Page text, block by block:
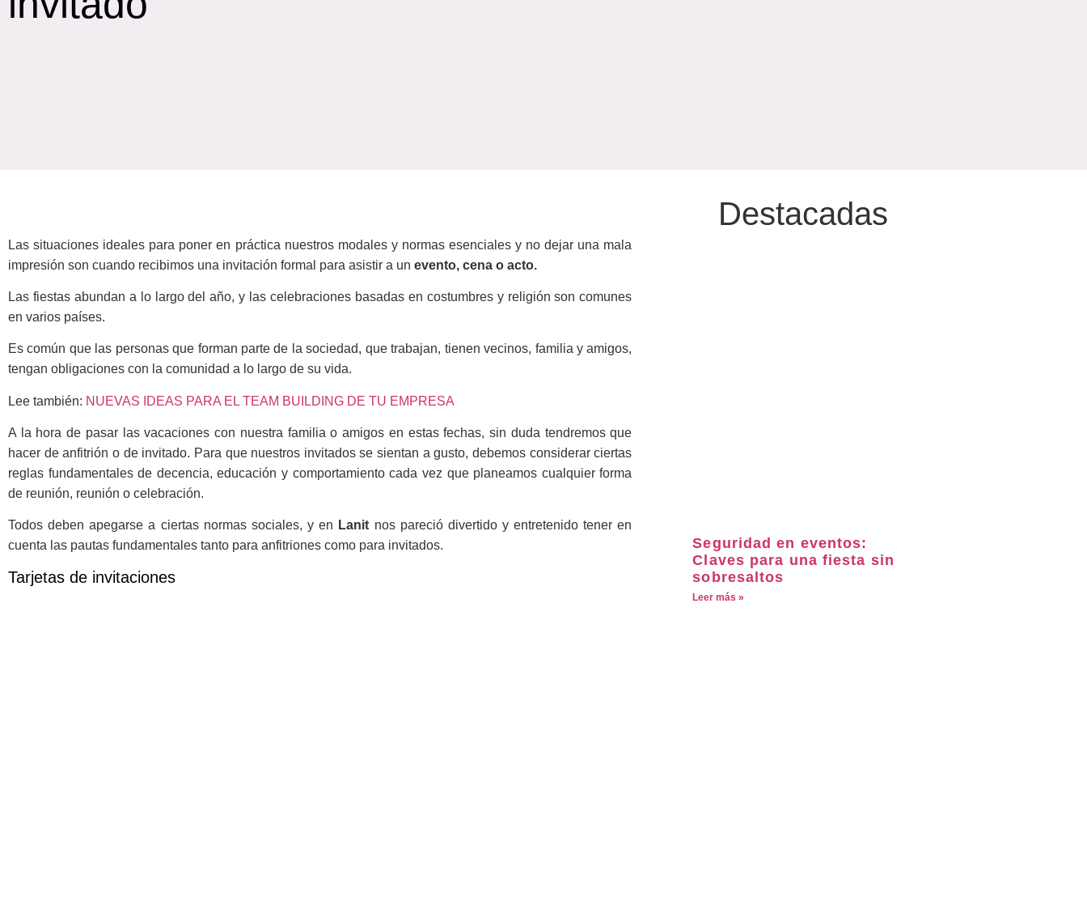
Las situaciones ideales para poner en práctica nuestros modales y normas esenciales y no dejar una mala
impresión son cuando recibimos una invitación formal para asistir a un evento, cena o acto.
Las fiestas abundan a lo largo del año, y las celebraciones basadas en costumbres y religión son comunes
en varios países.
Es común que las personas que forman parte de la sociedad, que trabajan, tienen vecinos, familia y amigos,
tengan obligaciones con la comunidad a lo largo de su vida.
Lee también: NUEVAS IDEAS PARA EL TEAM BUILDING DE TU EMPRESA
A la hora de pasar las vacaciones con nuestra familia o amigos en estas fechas, sin duda tendremos que
hacer de anfitrión o de invitado. Para que nuestros invitados se sientan a gusto, debemos considerar ciertas
reglas fundamentales de decencia, educación y comportamiento cada vez que planeamos cualquier forma
de reunión, reunión o celebración.
Todos deben apegarse a ciertas normas sociales, y en Lanit nos pareció divertido y entretenido tener en
cuenta las pautas fundamentales tanto para anfitriones como para invitados.
Tarjetas de invitaciones
Destacadas
Seguridad en eventos:
Claves para una fiesta sin
sobresaltos
Leer más »